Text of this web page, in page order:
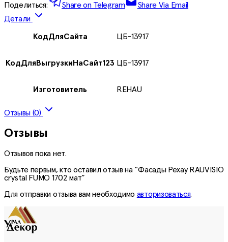
Поделиться: Share on Telegram
Share Via Email
Детали
КодДляСайта ЦБ-13917
КодДляВыгрузкиНаСайт123 ЦБ-13917
Изготовитель REHAU
Отзывы (0)
Отзывы
Отзывов пока нет.
Будьте первым, кто оставил отзыв на “Фасады Рехау RAUVISIO
crystal FUMO 1702 мат”
Для отправки отзыва вам необходимо авторизоваться.